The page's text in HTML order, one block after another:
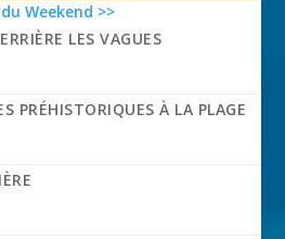
Weekend >>
LES VAGUES
PRÉHISTORIQUES À LA PLAGE